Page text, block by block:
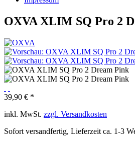
OXVA XLIM SQ Pro 2
39,90 € *
inkl. MwSt. zzgl. Versandkosten
Sofort versandfertig, Lieferzeit ca. 1-3